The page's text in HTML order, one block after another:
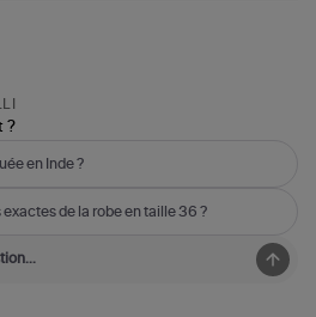
?
en Inde ?
de la robe en taille 36 ?